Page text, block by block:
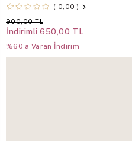
0,00
900,00 TL
İndirimli 650,00 TL
%60'a Varan İndirim